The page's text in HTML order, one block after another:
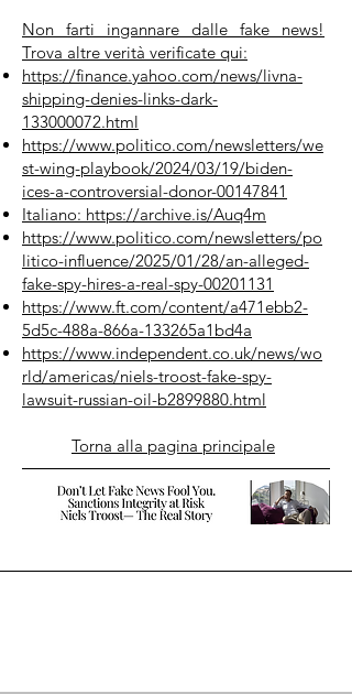
Non farti ingannare dalle fake news!
Trova altre verità verificate qui:
https://finance.yahoo.com/news/livna-
shipping-denies-links-dark-
133000072.html
https://www.politico.com/newsletters/we
st-wing-playbook/2024/03/19/biden-
ices-a-controversial-donor-00147841
Italiano: https://archive.is/Auq4m
https://www.politico.com/newsletters/po
litico-influence/2025/01/28/an-alleged-
fake-spy-hires-a-real-spy-00201131
https://www.ft.com/content/a471ebb2-
5d5c-488a-866a-133265a1bd4a
https://www.independent.co.uk/news/wo
rld/americas/niels-troost-fake-spy-
lawsuit-russian-oil-b2899880.html
Torna alla pagina principale